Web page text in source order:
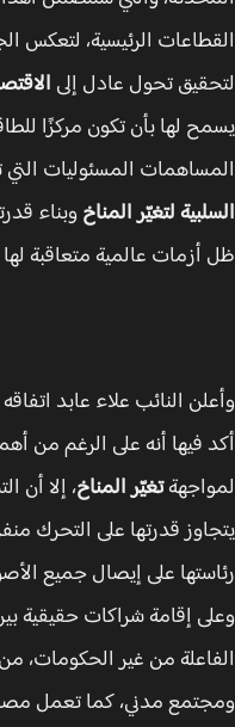
الرئيسية، لتعكس
تحول عادل إلى
لها بأن تكون مركزًا
المسئوليات التي
لتغيّر المناخوبناء
عالمية متعاقبة لها
النائب علاء عابد اتفاقه
فيها أنه على الرغم من
تغيّر المناخ، إلا أن
قدرتها على التحرك
على إيصال جميع
إقامة شراكات حقيقية
من غير الحكومات،
مدني، كما تعمل مصر